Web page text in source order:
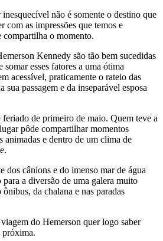
não é somente o destino que
com as impressões que temos e
compartilha o momento.
Kennedy são tão bem sucedidas
somar esses fatores a uma ótima
acessível, praticamente o rateio das
sua passagem e da inseparável esposa
de primeiro de maio. Quem teve a
pôde compartilhar momentos
animadas e dentro de um clima de
dos cânions e do imenso mar de água
a diversão de uma galera muito
da chalana e nas paradas
do Hemerson quer logo saber
próxima.